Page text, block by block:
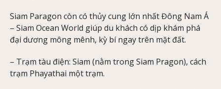
Siam Paragon còn có thủy cung lớn nhất Đông Nam Á
– Siam Ocean World giúp du khách có dịp khám phá
đại dương mông mênh, kỳ bí ngay trên mặt đất.
– Trạm tàu điện: Siam (nằm trong Siam Pragon), cách
trạm Phayathai một trạm.